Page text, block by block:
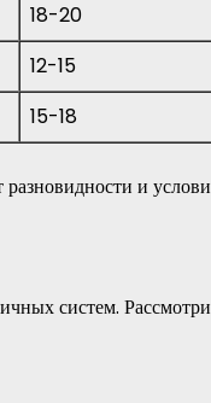
18-20
12-15
15-18
разновидности и
систем.